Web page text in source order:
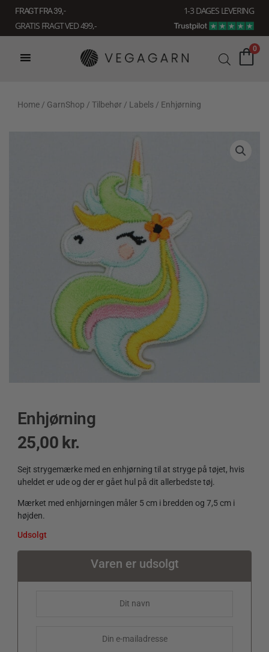
indholdet
FRAGT FRA 39, -
1-3 DAGES LEVERING
GRATIS FRAGT VED 499,-
0
Home / GarnShop / Tilbehør / Labels / Enhjørning
Enhjørning
25,00 kr.
Sejt strygemærke med en enhjørning til at stryge på tøjet, hvis
uheldet er ude og der er gået hul på dit allerbedste tøj.
Mærket med enhjørningen måler 5 cm i bredden og 7,5 cm i
højden.
Udsolgt
Varen er udsolgt